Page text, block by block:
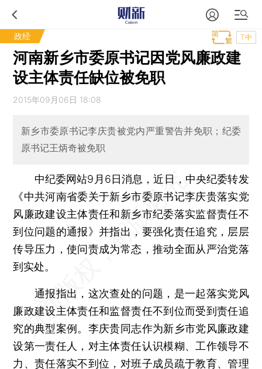
政经 T中
河南新乡市委原书记因党风廉政建
设主体责任缺位被免职
2015年09月06日 18:08
新乡市委原书记李庆贵被党内严重警告并免职；纪委
原书记王炳奇被免职
中纪委网站9月6日消息，近日，中央纪委转发
《中共河南省委关于新乡市委原书记李庆贵落实党
风廉政建设主体责任和新乡市纪委落实监督责任不
到位问题的通报》并指出，要强化责任追究，层层
传导压力，使问责成为常态，推动全面从严治党落
到实处。
通报指出，这次查处的问题，是一起落实党风
廉政建设主体责任和监督责任不到位而受到责任追
究的典型案例。李庆贵同志作为新乡市党风廉政建
设第一责任人，对主体责任认识模糊、工作领导不
力、责任落实不到位，对班子成员疏于教育、管理